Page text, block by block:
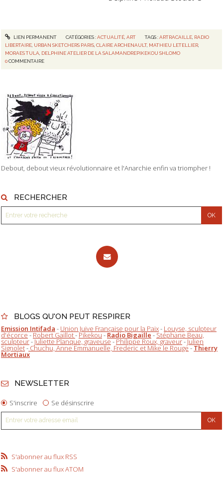
Debout, debout vieux révolutionnaire et l'Anarchie enfin va triompher !
RECHERCHER
BLOGS QU'ON PEUT RESPIRER
Emission Intifada - Union Juive Française pour la Paix- Louyse, sculpteur
d'écorce-Robert Gaillot-Pikekou-Radio Bigaille-Stéphane Beau,
sculpteur-Juliette Planque, graveuse-Philippe Roux, graveur-Julien
Signolet-Chuchu, Anne Emmanuelle, Frederic et Mike le Rouge-Thierry
Mortiaux
NEWSLETTER
S'inscrire Se désinscrire
S'abonner au flux RSS
S'abonner au flux ATOM
LIEN PERMANENT CATÉGORIES :ACTUALITÉ, ART TAGS :ARTRACAILLE RADIO
LIBERTAIRE URBAN SKETCHERS PARIS ,CLAIRE ARCHENAULT, MATHIEU LETELLIER
MORAES TULA DELPHINE ATELIER DE LA SALAMANDREPIKEKOU SHLOMO
0COMMENTAIRE